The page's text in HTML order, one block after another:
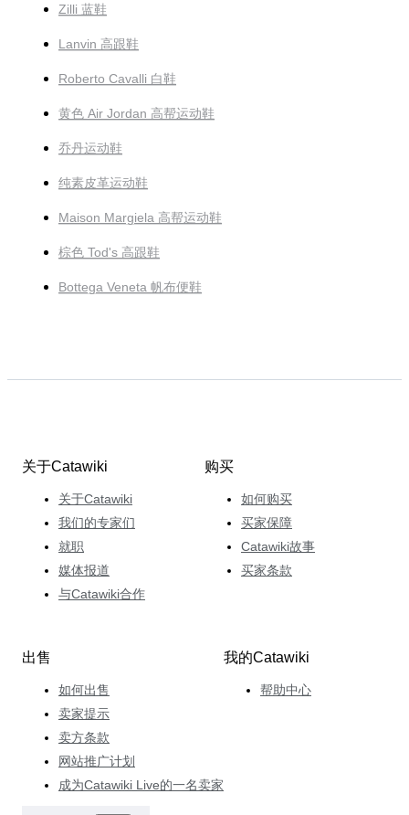
Zilli 蓝鞋
Lanvin 高跟鞋
Roberto Cavalli 白鞋
黄色 Air Jordan 高帮运动鞋
乔丹运动鞋
纯素皮革运动鞋
Maison Margiela 高帮运动鞋
棕色 Tod's 高跟鞋
Bottega Veneta 帆布便鞋
关于Catawiki
关于Catawiki
我们的专家们
就职
媒体报道
与Catawiki合作
购买
如何购买
买家保障
Catawiki故事
买家条款
出售
如何出售
卖家提示
卖方条款
网站推广计划
成为Catawiki Live的一名卖家
我的Catawiki
帮助中心